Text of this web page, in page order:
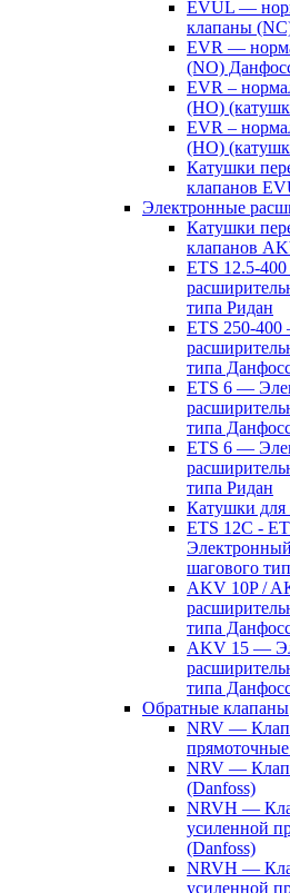
EVUL —
клапаны
EVR —
(NO)
EVR –
(НО)
EVR –
(НО)
Катушки
клапанов
Электронные
Катушки
клапанов
ETS 12.5-
типа Ридан
ETS 250-
типа
ETS 6 —
типа
ETS 6 —
типа Ридан
Катушки для
ETS 12C -
шагового
AKV 10P /
типа
AKV 15 —
типа
Обратные клапаны
NRV —
NRV —
(Danfoss)
NRVH —
усиленной
(Danfoss)
NRVH —
усиленной